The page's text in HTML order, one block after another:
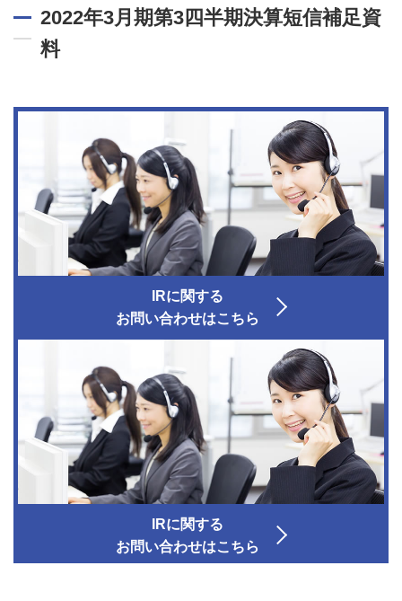
2022年3月期第3四半期決算短信補足資
料
IRに関する
お問い合わせはこちら
IRに関する
お問い合わせはこちら